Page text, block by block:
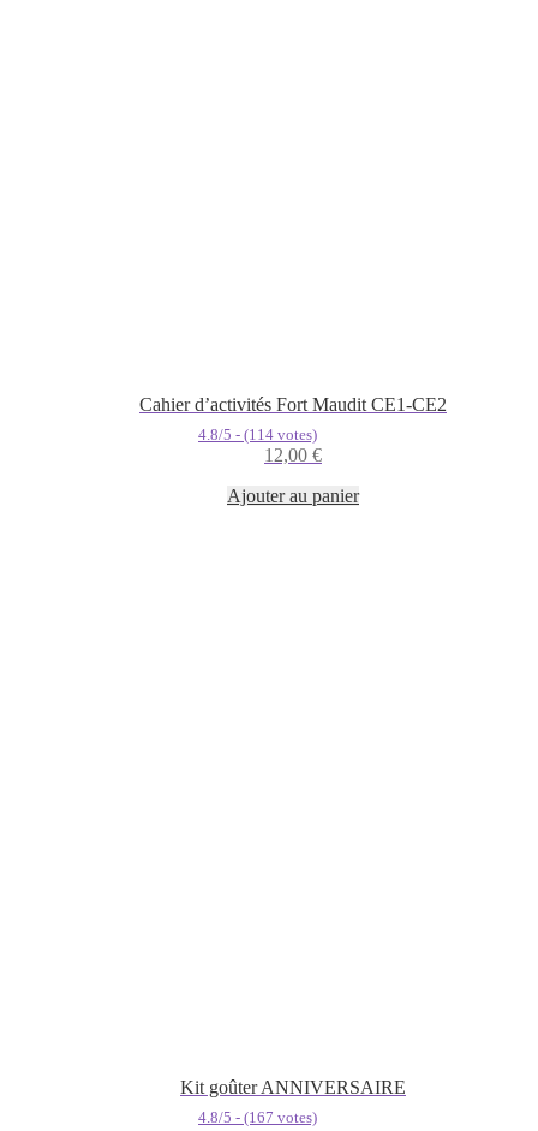
Cahier d’activités Fort Maudit CE1-CE2
4.8/5 - (114 votes)
12,00 €
Ajouter au panier
Kit goûter ANNIVERSAIRE
4.8/5 - (167 votes)